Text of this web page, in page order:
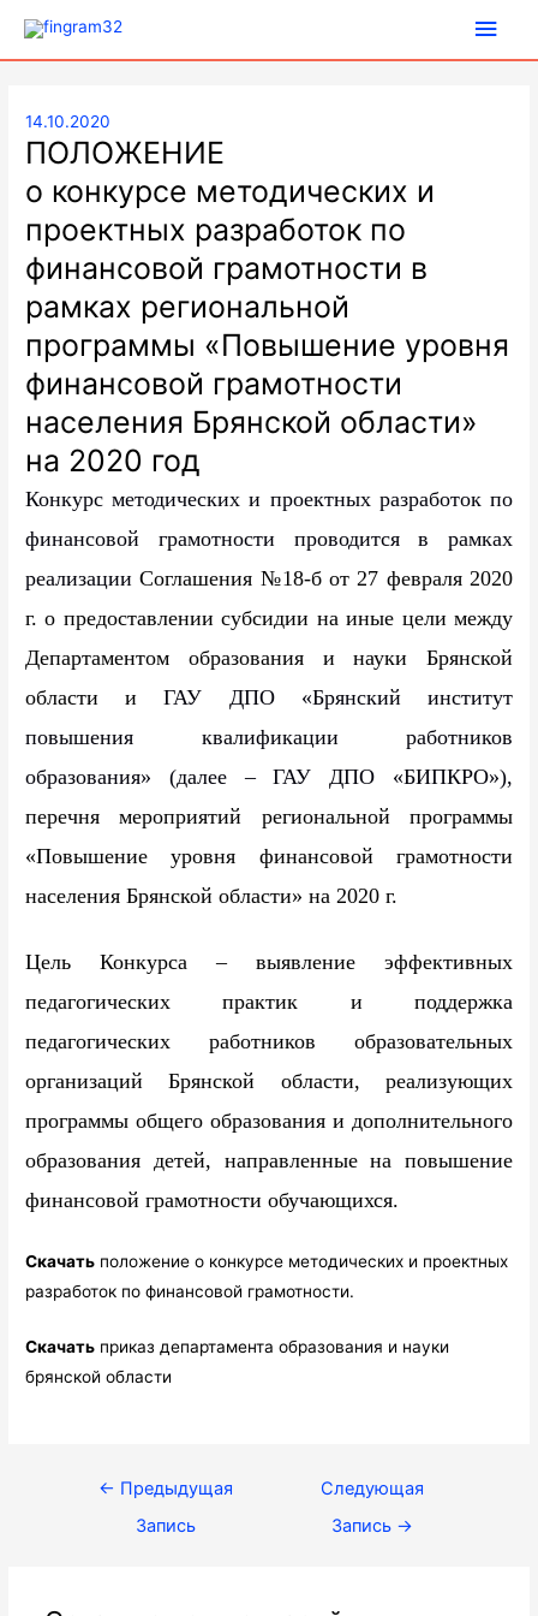
14.10.2020
ПОЛОЖЕНИЕ
о конкурсе методических и
проектных разработок по
финансовой грамотности в
рамках региональной
программы «Повышение уровня
финансовой грамотности
населения Брянской области»
на 2020 год
Конкурс методических и проектных разработок по
финансовой грамотности проводится в рамках
реализацииСоглашения №18-б от 27 февраля 2020
г. о предоставлении субсидии на иные цели между
Департаментом образования и науки Брянской
области иГАУ ДПО «Брянский институт
повышения квалификации работников
образования» (далее – ГАУ ДПО «БИПКРО»),
перечня мероприятий региональной программы
«Повышение уровня финансовой грамотности
населения Брянской области» на 2020 г.
Цель Конкурса – выявление эффективных
педагогических практик и поддержка
педагогических работников образовательных
организаций Брянской области, реализующих
программы общего образования и дополнительного
образования детей, направленные на повышение
финансовой грамотности обучающихся.
Скачать положение о конкурсе методических и проектных
разработок по финансовой грамотности.
Скачать приказ департамента образования и науки
брянской области
Навигация
← Предыдущая
Запись
Следующая
Запись →